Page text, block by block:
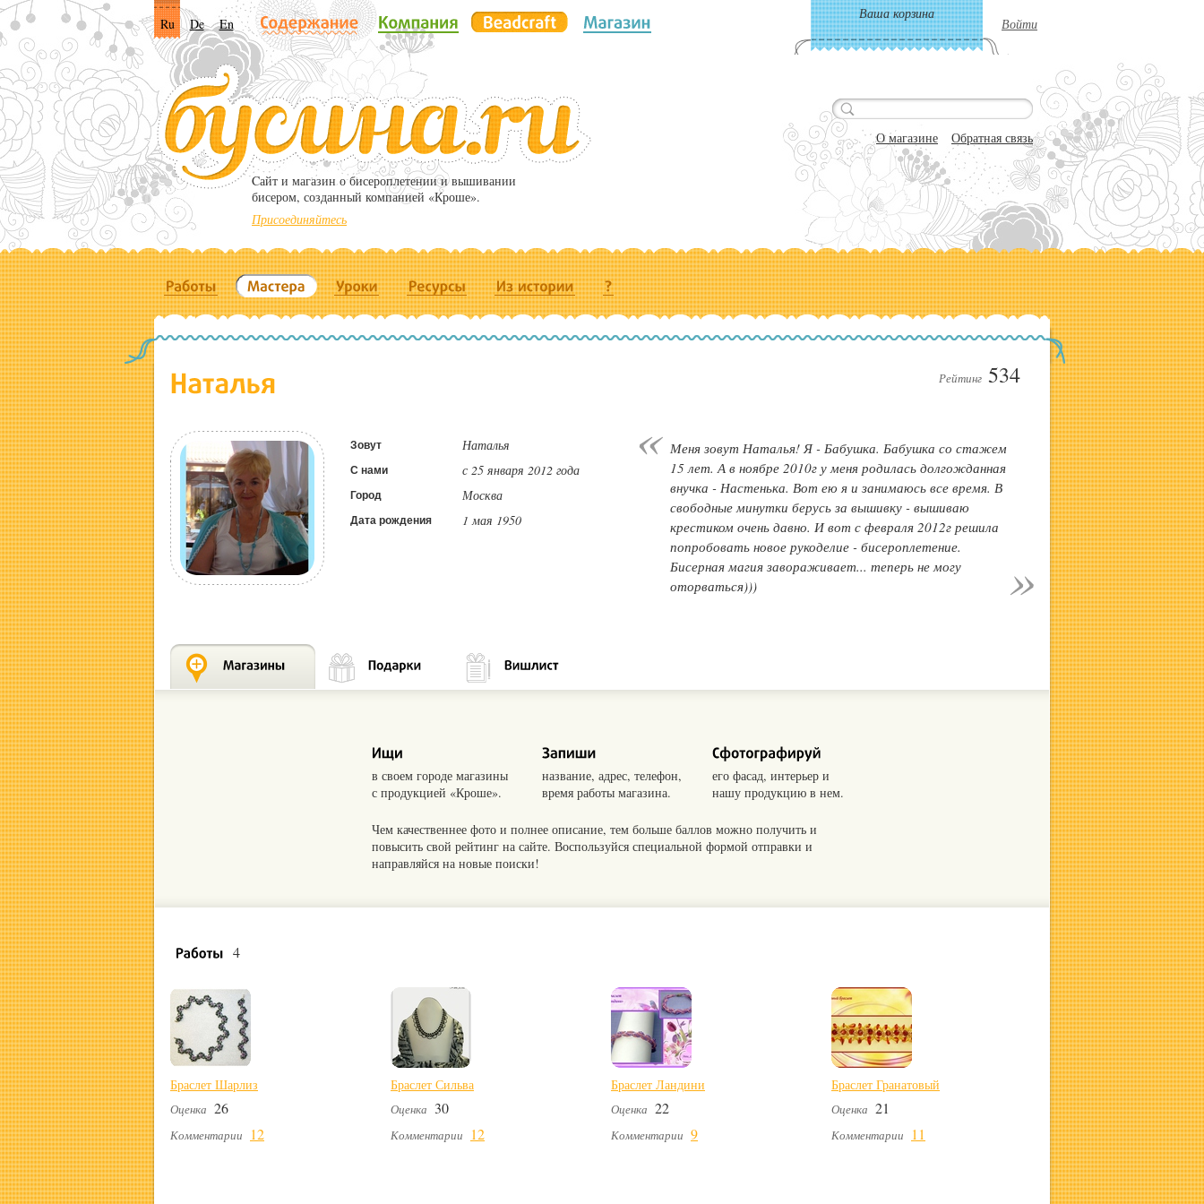
Ru De En
Ваша корзина
Войти
Cайт и магазин о бисероплетении и вышивании
бисером, созданный компанией «Кроше».
Присоединяйтесь
О магазине Обратная связь
Рейтинг 534
Зовут Наталья
С нами с 25 января 2012 года
Город Москва
Дата рождения 1 мая 1950
Меня зовут Наталья! Я - Бабушка. Бабушка со стажем
15 лет. А в ноябре 2010г у меня родилась долгожданная
внучка - Настенька. Вот ею я и занимаюсь все время. В
свободные минутки берусь за вышивку - вышиваю
крестиком очень давно. И вот с февраля 2012г решила
попробовать новое рукоделие - бисероплетение.
Бисерная магия завораживает... теперь не могу
оторваться)))
в своем городе магазины
с продукцией «Кроше».
название, адрес, телефон,
время работы магазина.
его фасад, интерьер и
нашу продукцию в нем.
Чем качественнее фото и полнее описание, тем больше баллов можно получить и
повысить свой рейтинг на сайте. Воспользуйся специальной формой отправки и
направляйся на новые поиски!
4
Браслет Шарлиз
Оценка 26
Комментарии 12
Браслет Сильва
Оценка 30
Комментарии 12
Браслет Ландини
Оценка 22
Комментарии 9
Браслет Гранатовый
Оценка 21
Комментарии 11